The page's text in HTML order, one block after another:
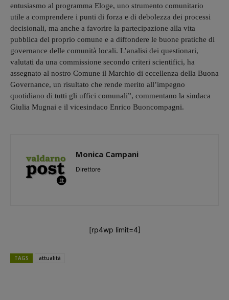
entusiasmo al programma Eloge, uno strumento comunitario
utile a comprendere i punti di forza e di debolezza dei processi
decisionali, ma anche a favorire la partecipazione alla vita
pubblica del proprio comune e a diffondere le buone pratiche di
governance delle comunità locali. L’analisi dei questionari,
valutati da una commissione secondo criteri scientifici, ha
assegnato al nostro Comune il Marchio di eccellenza della Buona
Governance, un risultato che rende merito all’impegno
quotidiano di tutti gli uffici comunali”, commentano la sindaca
Giulia Mugnai e il vicesindaco Enrico Buoncompagni.
Monica Campani
Direttore
[rp4wp limit=4]
TAGS attualità